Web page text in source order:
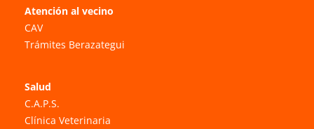
Atención al vecino
CAV
Trámites Berazategui
Salud
C.A.P.S.
Clínica Veterinaria